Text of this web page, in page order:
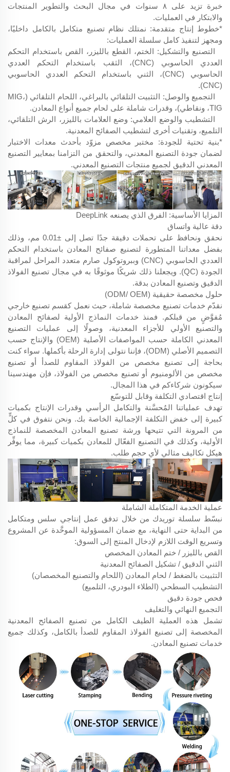
خبرة تزيد على ٨ سنوات في مجال البحث والتطوير المنتجات
والابتكار في العمليات.
*خطوط إنتاج متقدمة: نمتلك نظام تصنيع متكامل بالكامل داخليًا،
ومجهز لتنفيذ كامل سلسلة العمليات:
التصنيع والتشكيل: الختم، القطع بالليزر، القص باستخدام التحكم
العددي الحاسوبي (CNC)، الثقب باستخدام التحكم العددي
الحاسوبي (CNC)، الثني باستخدام التحكم العددي الحاسوبي
(CNC).
التجميع والوصل: التثبيت التلقائي بالبراغي، اللحام التلقائي (MIG،
TIG، ونقاطي)، وقدرات شاملة على لحام جميع أنواع المعادن.
التشطيب والوضع العلامي: وضع العلامات بالليزر، الرش التلقائي،
التلميع، وتقنيات أخرى لتشطيب الصفائح المعدنية.
*بنية تحتية للجودة: مختبر مخصص مزوّد بأحدث معدات الاختبار
لضمان جودة التصنيع المعدني، والتحقق من التزامنا بمعايير التصنيع
المعدني الدقيق لجميع منتجات التصنيع المعدني.
المزايا الأساسية: الفرق الذي يصنعه DeepLink
دقة عالية واتساق
نحقق ونحافظ على تحملات دقيقة جدًا تصل إلى ±0.01 مم، وذلك
بفضل معداتنا المتطورة لتصنيع صفائح المعادن باستخدام التحكم
العددي الحاسوبي (CNC) وببروتوكول صارم متعدد المراحل لمراقبة
الجودة (QC). ويجعلنا ذلك شريكًا موثوقًا به في مجال تصنيع الفولاذ
الدقيق وتصنيع المعادن بدقة.
حلول مخصصة حقيقية (ODM/ OEM)
نقدّم خدمات تصنيع مخصصة شاملة، حيث نعمل كقسم تصنيع خارجي
مُفوَّضٍ من قبلكم. فمنذ خدمات النماذج الأولية لصفائح المعادن
والتصنيع الأولي للأجزاء المعدنية، وصولًا إلى عمليات التصنيع
المعدني الكاملة حسب المواصفات الأصلية (OEM) والإنتاج حسب
التصميم الأصلي (ODM)، فإننا نتولى إدارة الرحلة بأكملها. سواء كنت
بحاجة إلى تصنيع مخصص من الفولاذ المقاوم للصدأ أو تصنيع
مخصص من الألومنيوم أو تصنيع مخصص من الفولاذ، فإن مهندسينا
سيكونون شركاءكم في هذا المجال.
إنتاج اقتصادي التكلفة وقابل للتوسّع
تهدف عملياتنا المُحسَّنة والتكامل الرأسي وقدرات الإنتاج بكميات
كبيرة إلى خفض التكلفة الإجمالية الخاصة بك. ونحن نتفوق في كلٍّ
من المرونة التي تتيحها ورشة تصنيع المعادن المخصصة للنماذج
الأولية، وكذلك في التصنيع الفعّال للمعادن بكميات كبيرة، مما يوفِّر
هيكل تكاليف مثالي لأي حجم طلب.
عملية الخدمة المتكاملة الشاملة
نبسّط سلسلة توريدك من خلال تدفق عمل إنتاجي سلس ومتكامل
من البداية حتى النهاية، مع ضمان المسؤولية الموحَّدة عن المشروع
وتسريع الوقت اللازم لإدخال المنتج إلى السوق:
القص بالليزر / ختم المعادن المخصص
الثني الدقيق / تشكيل الصفائح المعدنية
التثبيت بالضغط / لحام المعادن (اللحام والتصنيع المخصصان)
التشطيب السطحي (الطلاء البودري، التلميع)
فحص جودة دقيق
التجميع النهائي والتغليف
تشمل هذه العملية الطيف الكامل من تصنيع الصفائح المعدنية
المخصصة إلى تصنيع الفولاذ المقاوم للصدأ بالكامل، وكذلك جميع
خدمات تصنيع المعادن.